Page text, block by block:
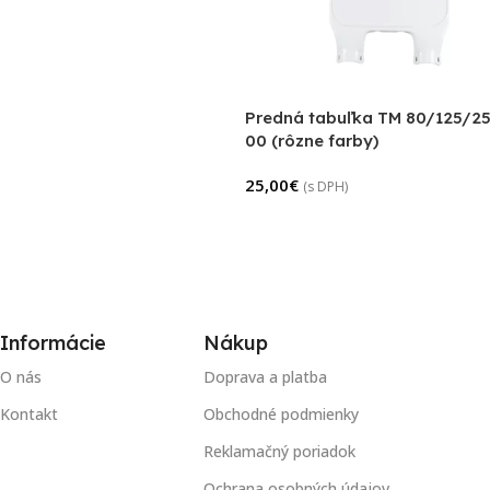
Predná tabuľka TM 80/125/
00 (rôzne farby)
25,00€ (s DPH)
Informácie
O nás
Kontakt
Nákup
Doprava a platba
Obchodné podmienky
Reklamačný poriadok